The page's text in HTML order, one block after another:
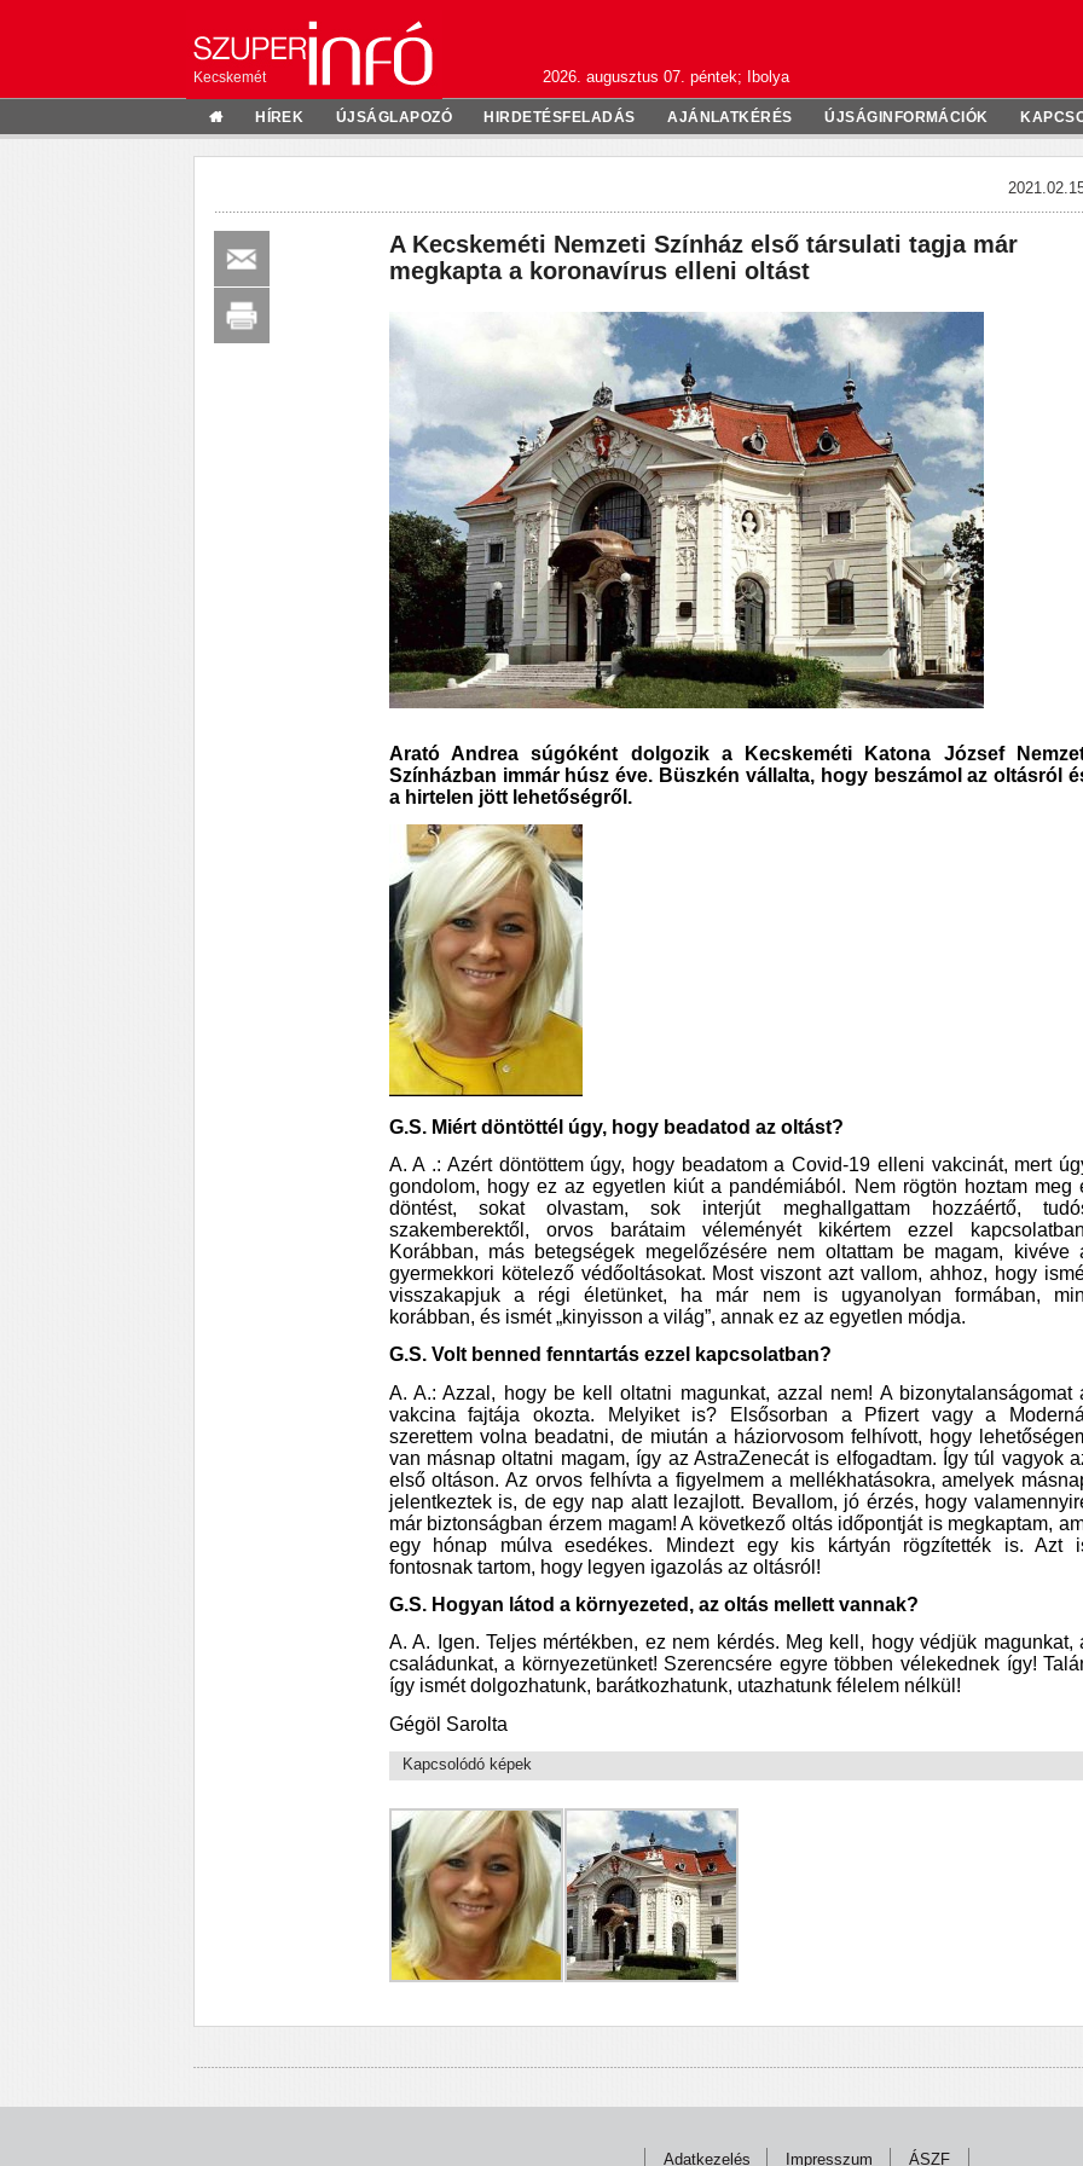
Kecskemét 2026. augusztus 07. péntek; Ibolya
HÍREK ÚJSÁGLAPOZÓ HIRDETÉSFELADÁS AJÁNLATKÉRÉS ÚJSÁGINFORMÁCIÓK
A Kecskeméti Nemzeti Színház első társulati tagja már
megkapta a koronavírus elleni oltást
Arató Andrea súgóként dolgozik a Kecskeméti Katona József
Színházban immár húsz éve. Büszkén vállalta, hogy beszámol az oltásról
a hirtelen jött lehetőségről.
G.S. Miért döntöttél úgy, hogy beadatod az oltást?
A. A .: Azért döntöttem úgy, hogy beadatom a Covid-19 elleni vakcinát, mert
gondolom, hogy ez az egyetlen kiút a pandémiából. Nem rögtön hoztam meg
döntést, sokat olvastam, sok interjút meghallgattam hozzáértő,
szakemberektől, orvos barátaim véleményét kikértem ezzel
Korábban, más betegségek megelőzésére nem oltattam be magam, kivéve
gyermekkori kötelező védőoltásokat. Most viszont azt vallom, ahhoz, hogy
visszakapjuk a régi életünket, ha már nem is ugyanolyan formában,
korábban, és ismét „kinyisson a világ”, annak ez az egyetlen módja.
G.S. Volt benned fenntartás ezzel kapcsolatban?
A. A.: Azzal, hogy be kell oltatni magunkat, azzal nem! A bizonytalanságomat
vakcina fajtája okozta. Melyiket is? Elsősorban a Pfizert vagy a
szerettem volna beadatni, de miután a háziorvosom felhívott, hogy
van másnap oltatni magam, így az AstraZenecát is elfogadtam. Így túl vagyok
első oltáson. Az orvos felhívta a figyelmem a mellékhatásokra, amelyek
jelentkeztek is, de egy nap alatt lezajlott. Bevallom, jó érzés, hogy
már biztonságban érzem magam! A következő oltás időpontját is megkaptam,
egy hónap múlva esedékes. Mindezt egy kis kártyán rögzítették is. Azt
fontosnak tartom, hogy legyen igazolás az oltásról!
G.S. Hogyan látod a környezeted, az oltás mellett vannak?
A. A. Igen. Teljes mértékben, ez nem kérdés. Meg kell, hogy védjük magunkat,
családunkat, a környezetünket! Szerencsére egyre többen vélekednek így!
így ismét dolgozhatunk, barátkozhatunk, utazhatunk félelem nélkül!
Gégöl Sarolta
Kapcsolódó képek
Adatkezelés Impresszum ÁSZF